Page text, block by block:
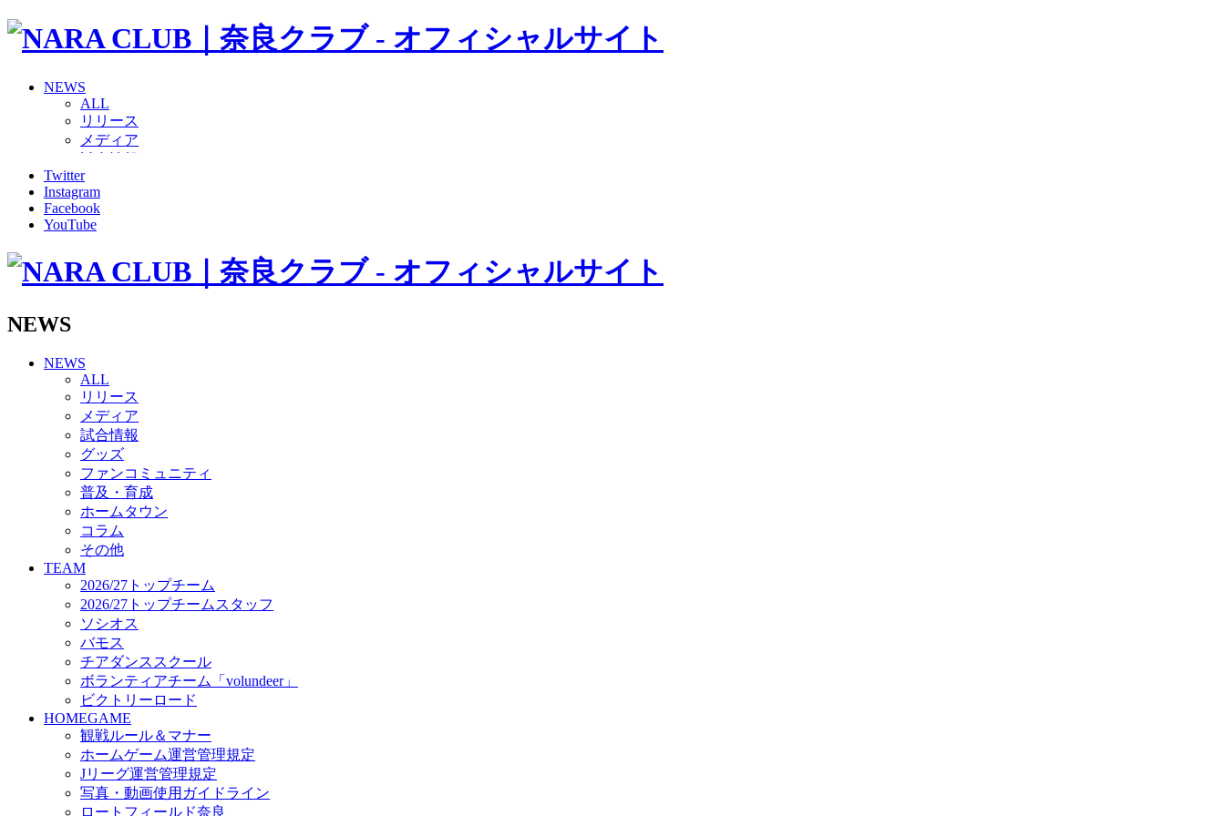
NEWS
ALL
リリース
メディア
グッズ
ファンコミュニティ
普及・育成
ホームタウン
その他
バモス
チアダンススクール
ボランティアチーム「volundeer」
ビクトリーロード
HOMEGAME
観戦ルール＆マナー
ホームゲーム運営管理規定
Jリーグ運営管理規定
写真・動画使用ガイドライン
ロートフィールド奈良
SCHEDULE
2026/27
練習見学時のファンサービスについて
TICKET
奈良クラブ明治安田J3リーグ2026/27シーズン試合観戦チケット
奈良クラブ明治安田Ｊ3リーグ 2026/27シーズン「鹿パス」
観戦ルール＆マナー
FANCOMMUNITY
2026/27ファンコミュニティ
サポートショップ
GOODS
オフィシャルストア（実店舗）
オンラインストア
ACADEMY
アカデミーについて
Twitter
Instagram
Facebook
YouTube
NEWS
NEWS
ALL
リリース
メディア
試合情報
グッズ
ファンコミュニティ
普及・育成
ホームタウン
コラム
その他
TEAM
2026/27トップチーム
2026/27トップチームスタッフ
ソシオス
バモス
チアダンススクール
ボランティアチーム「volundeer」
ビクトリーロード
HOMEGAME
観戦ルール＆マナー
ホームゲーム運営管理規定
Jリーグ運営管理規定
写真・動画使用ガイドライン
ロートフィールド奈良